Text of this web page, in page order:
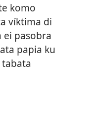
komo
víktima di
ei pasobra
papia ku